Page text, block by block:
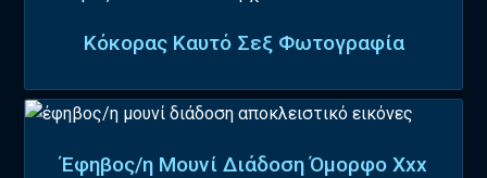
Κόκορας Καυτό Σεξ Φωτογραφία
Έφηβος/η Μουνί Διάδοση Όμορφο Xxx